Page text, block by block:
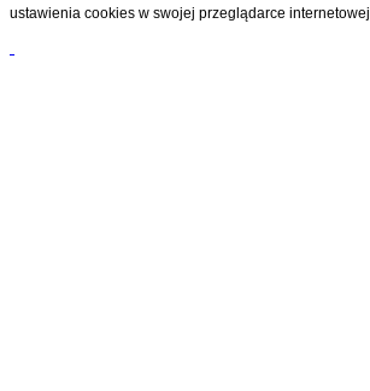
ustawienia cookies w swojej przeglądarce internetowej.